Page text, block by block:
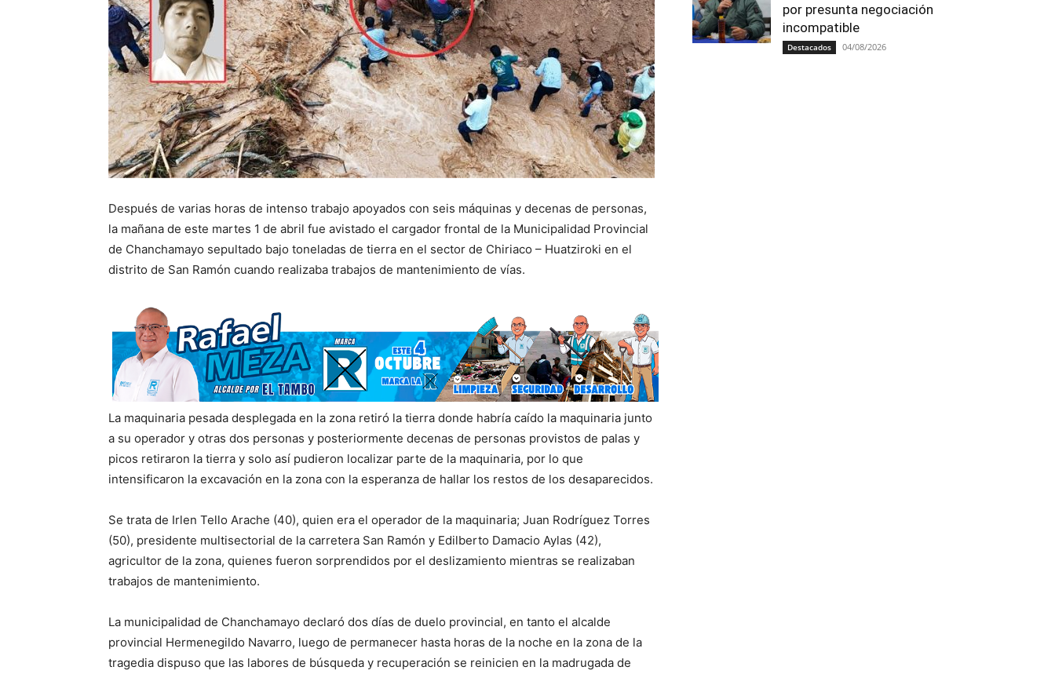
Después de varias horas de intenso trabajo apoyados con seis máquinas y decenas de personas,
la mañana de este martes 1 de abril fue avistado el cargador frontal de la Municipalidad Provincial
de Chanchamayo sepultado bajo toneladas de tierra en el sector de Chiriaco – Huatziroki en el
distrito de San Ramón cuando realizaba trabajos de mantenimiento de vías.
La maquinaria pesada desplegada en la zona retiró la tierra donde habría caído la maquinaria junto
a su operador y otras dos personas y posteriormente decenas de personas provistos de palas y
picos retiraron la tierra y solo así pudieron localizar parte de la maquinaria, por lo que
intensificaron la excavación en la zona con la esperanza de hallar los restos de los desaparecidos.
Se trata de Irlen Tello Arache (40), quien era el operador de la maquinaria; Juan Rodríguez Torres
(50), presidente multisectorial de la carretera San Ramón y Edilberto Damacio Aylas (42),
agricultor de la zona, quienes fueron sorprendidos por el deslizamiento mientras se realizaban
trabajos de mantenimiento.
La municipalidad de Chanchamayo declaró dos días de duelo provincial, en tanto el alcalde
provincial Hermenegildo Navarro, luego de permanecer hasta horas de la noche en la zona de la
tragedia dispuso que las labores de búsqueda y recuperación se reinicien en la madrugada de
por presunta negociación
incompatible
Destacados 04/08/2026